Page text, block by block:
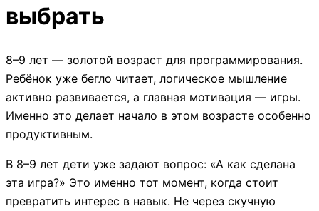
выбрать
8–9 лет — золотой возраст для программирования.
Ребёнок уже бегло читает, логическое мышление
активно развивается, а главная мотивация — игры.
Именно это делает начало в этом возрасте особенно
продуктивным.
В 8–9 лет дети уже задают вопрос: «А как сделана
эта игра?» Это именно тот момент, когда стоит
превратить интерес в навык. Не через скучную